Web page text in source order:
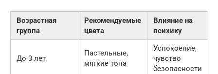
Возрастная
группа
Рекомендуемые
цвета
Влияние на
психику
До 3 лет
Пастельные,
мягкие тона
Успокоение,
чувство
безопасности